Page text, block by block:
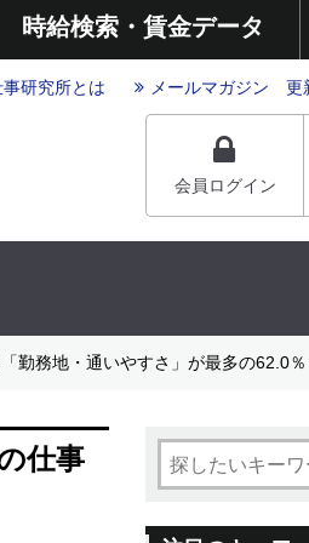
時給検索・賃金データ
事研究所とは メールマガジン 更
会員ログイン
勤務地・通いやすさ」が最多の62.0％
仕事